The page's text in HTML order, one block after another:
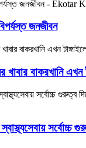
জনজীবন
বাকরখানি এখন
সর্বোচ্চ